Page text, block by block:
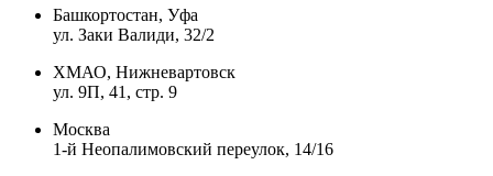
Башкортостан, Уфа
ул. Заки Валиди, 32/2
ХМАО, Нижневартовск
ул. 9П, 41, стр. 9
Москва
1-й Неопалимовский переулок, 14/16